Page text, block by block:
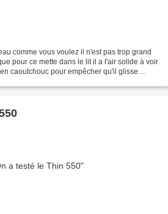
comme vous voulez il n'est pas trop grand
pour ce mette dans le lit il a l'air solide à voir
caoutchouc pour empêcher qu'il glisse